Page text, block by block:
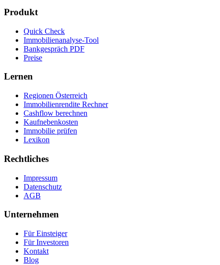
Produkt
Quick Check
Immobilienanalyse-Tool
Bankgespräch PDF
Preise
Lernen
Regionen Österreich
Immobilienrendite Rechner
Cashflow berechnen
Kaufnebenkosten
Immobilie prüfen
Lexikon
Rechtliches
Impressum
Datenschutz
AGB
Unternehmen
Für Einsteiger
Für Investoren
Kontakt
Blog